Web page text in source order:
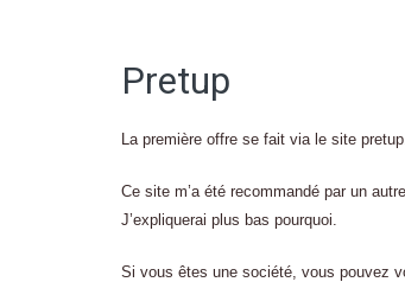
Pretup
La première offre se fait via le site
Ce site m’a été recommandé par un
J’expliquerai plus bas pourquoi.
Si vous êtes une société, vous pouvez